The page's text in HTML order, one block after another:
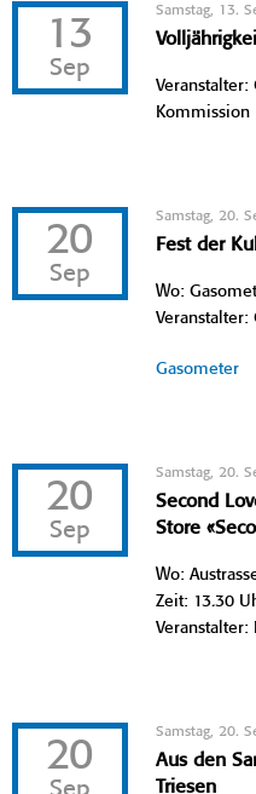
13
Sep
Samstag, 13.
Veranstalter:
Kommission
20
Sep
Samstag, 20.
Fest der
Wo:
Veranstalter:
Gasometer
20
Sep
Samstag, 20.
Second
Store
Wo:
Zeit: 13.30
20
Samstag, 20.
Aus den
Triesen